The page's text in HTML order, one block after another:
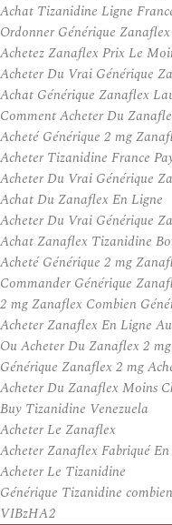
Achat Tizanidine Ligne
Ordonner Générique
Achetez Zanaflex Prix Le
Acheter Du Vrai Générique
Achat Générique Zanaflex
Comment Acheter Du
Acheté Générique 2 mg
Acheter Tizanidine France
Acheter Du Vrai Générique
Achat Du Zanaflex En Ligne
Acheter Du Vrai Générique
Achat Zanaflex Tizanidine
Acheté Générique 2 mg
Commander Générique
2 mg Zanaflex Combien
Acheter Zanaflex En Ligne
Ou Acheter Du Zanaflex 2
Générique Zanaflex 2 mg
Acheter Du Zanaflex Moins
Buy Tizanidine Venezuela
Acheter Le Zanaflex
Acheter Zanaflex Fabriqué
Acheter Le Tizanidine
Générique Tizanidine
VIBzHA2